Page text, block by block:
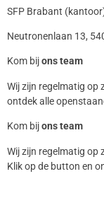
SFP Brabant
Neutronenlaan 13,
Kom bijons team
Wij zijn regelmatig op
ontdek alle
Kom bijons team
Wij zijn regelmatig op
Klik op de button en